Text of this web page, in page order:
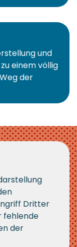
und
einem völlig
der
Dritter
fehlende
der